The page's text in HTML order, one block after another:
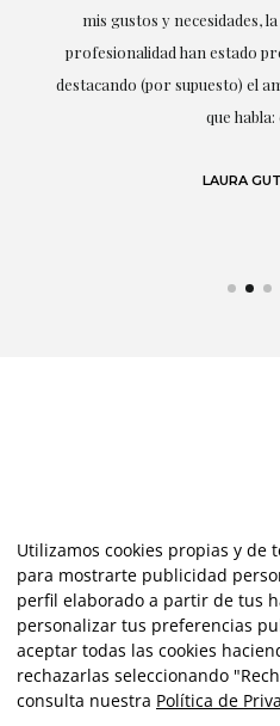
mis gustos y necesidades,
profesionalidad han estado
destacando (por supuesto) el
que
LAURA
Utilizamos cookies propias y de
para mostrarte publicidad
perfil elaborado a partir de tus
personalizar tus preferencias
aceptar todas las cookies
rechazarlas seleccionando
consulta nuestra Política de